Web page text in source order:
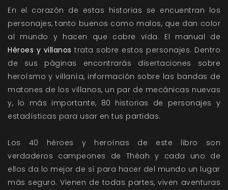
En el corazón de estas historias se encuentran los
personajes, tanto buenos como malos, que dan color
al mundo y hacen que cobre vida. El manual de
Héroes y villanos trata sobre estos personajes. Dentro
de sus páginas encontrarás disertaciones sobre
heroísmo y villanía, información sobre las bandas de
matones de los villanos, un par de mecánicas nuevas
y, lo más importante, 80 historias de personajes y
estadísticas para usar en tus partidas.
Los 40 héroes y heroínas de este libro son
verdaderos campeones de Théah y cada uno de
ellos da lo mejor de sí para hacer del mundo un lugar
más seguro. Vienen de todas partes, viven aventuras